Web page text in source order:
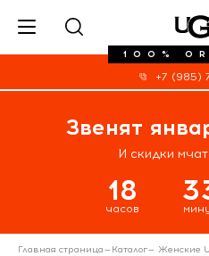
100%
+7 (985)
Звенят
И скидки
18
часов
Главная страница— Каталог— Женские